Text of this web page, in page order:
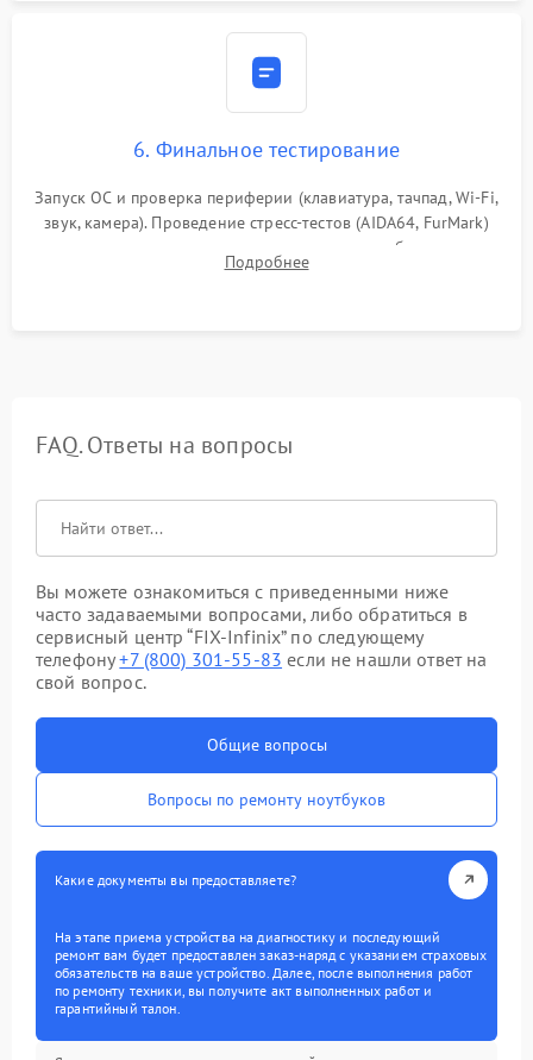
6. Финальное тестирование
Запуск ОС и проверка периферии (клавиатура, тачпад, Wi-Fi,
звук, камера). Проведение стресс-тестов (AIDA64, FurMark)
для контроля температурного режима и стабильности
системы под пиковой нагрузкой.
Подробнее
FAQ. Ответы на вопросы
Вы можете ознакомиться с приведенными ниже
часто задаваемыми вопросами, либо обратиться в
сервисный центр “FIX-Infinix” по следующему
телефону+7 (800) 301-55-83 если не нашли ответ на
свой вопрос.
Общие вопросы
Вопросы по ремонту ноутбуков
Какие документы вы предоставляете?
На этапе приема устройства на диагностику и последующий
ремонт вам будет предоставлен заказ-наряд с указанием страховых
обязательств на ваше устройство. Далее, после выполнения работ
по ремонту техники, вы получите акт выполненных работ и
гарантийный талон.